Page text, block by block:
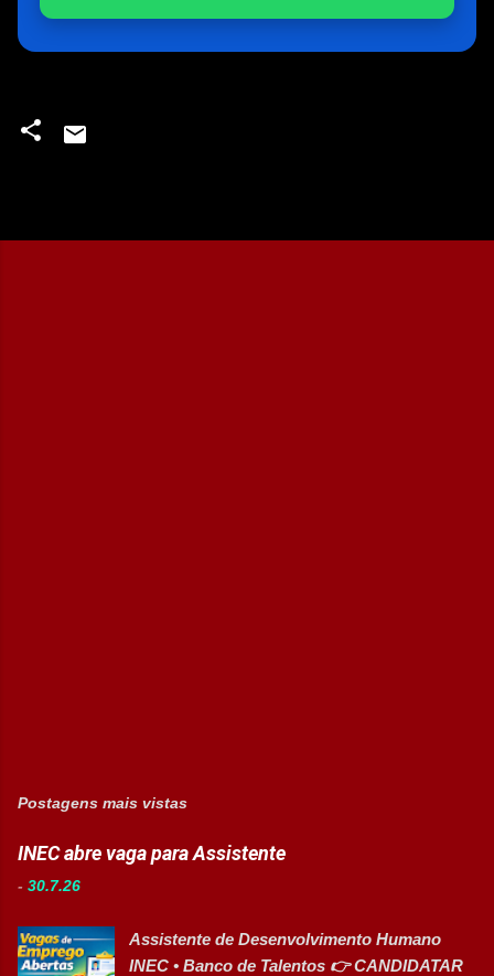
Postagens mais vistas
INEC abre vaga para Assistente
- 30.7.26
Assistente de Desenvolvimento Humano
INEC • Banco de Talentos 👉 CANDIDATAR